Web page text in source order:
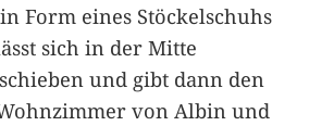
Form eines Stöckelschuhs
sich in der Mitte
und gibt dann den
von Albin und